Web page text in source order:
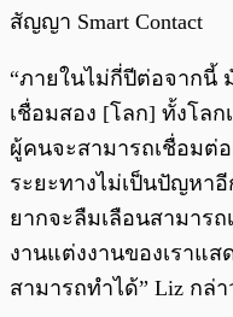
สัญญา Smart Contact
“ภายในไม่กี่ปีต่อจากนี้
เชื่อมสอง [โลก] ทั้งโล
ผู้คนจะสามารถเชื่อมต่
ระยะทางไม่เป็นปัญหา
ยากจะลืมเลือนสามารถ
งานแต่งงานของเราแ
สามารถทำได้” Liz กล่า